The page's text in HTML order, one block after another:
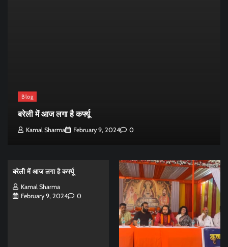
Blog
बरेली में आज लगा है कर्फ्यू
Kamal Sharma February 9, 2024 0
बरेली में आज लगा है कर्फ्यू
Kamal Sharma
February 9, 2024
0